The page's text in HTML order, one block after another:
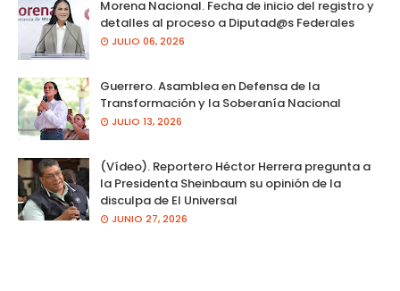
Morena Nacional. Fecha de inicio del registro y
detalles al proceso a Diputad@s Federales
JULIO 06, 2026
Guerrero. Asamblea en Defensa de la
Transformación y la Soberanía Nacional
JULIO 13, 2026
(Vídeo). Reportero Héctor Herrera pregunta a
la Presidenta Sheinbaum su opinión de la
disculpa de El Universal
JUNIO 27, 2026